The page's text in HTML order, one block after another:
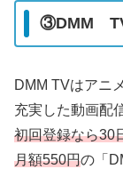
③DMM
DMM TVはアニ
充実した動画配
初回登録なら30
月額550円の「